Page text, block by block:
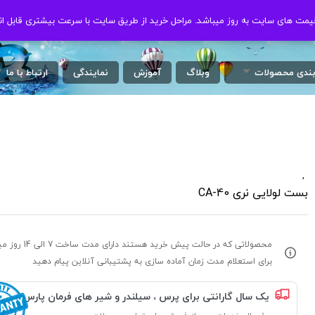
های سایت به روز میباشد. مراحل خرید از طریق سایت با سرعت بیشتری قابل
محصولات وبلاگ آموزش نمایندگی
ارتباط با ما
های سایت به روز میباشد. مراحل خرید از طریق سایت با سرعت بیشتری قابل
,
بست لولایی نری CA-40
محصولاتی که در حالت پیش خرید
برای استعلام مدت زمان آماده سازی به پشتیبانی آنلاین پیام دهید
یک سال گارانتی برای پرس ، سیلندر و شیر های فرمان پارس